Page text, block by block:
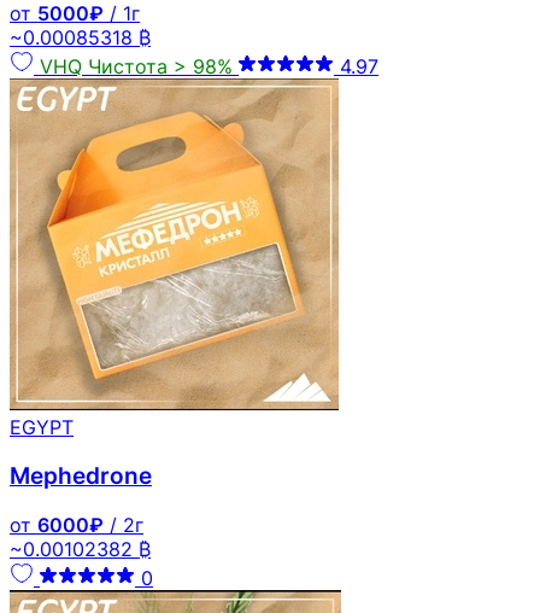
от 5000₽ / 1г
~0.00085318 ₿
VHQ Чистота > 98% 4.97
EGYPT
Mephedrone
от 6000₽ / 2г
~0.00102382 ₿
0